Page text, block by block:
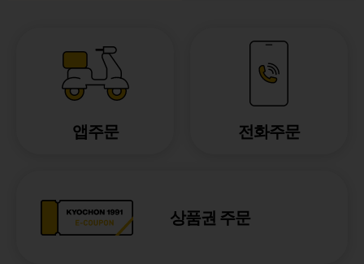
앱주문 전화주문
상품권 주문